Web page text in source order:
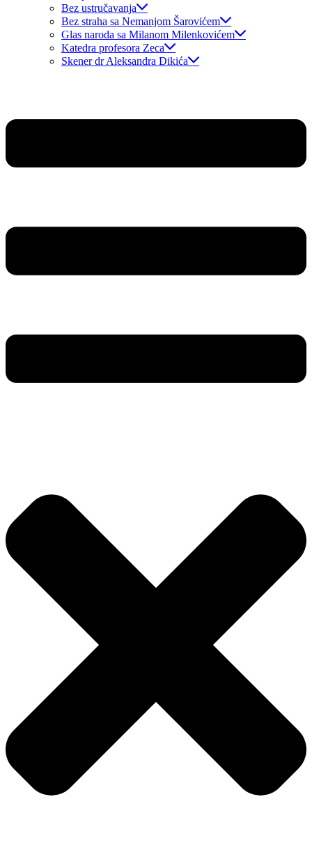
Bez ustručavanja
Bez straha sa Nemanjom Šarovićem
Glas naroda sa Milanom Milenkovićem
Katedra profesora Zeca
Skener dr Aleksandra Dikića